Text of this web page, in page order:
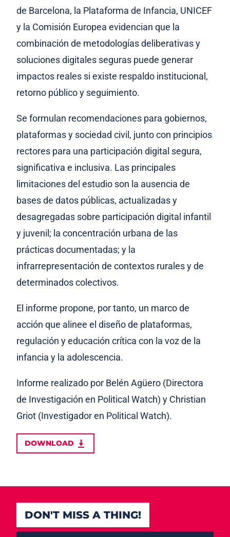
de Barcelona, la Plataforma de Infancia, UNICEF
y la Comisión Europea evidencian que la
combinación de metodologías deliberativas y
soluciones digitales seguras puede generar
impactos reales si existe respaldo institucional,
retorno público y seguimiento.
Se formulan recomendaciones para gobiernos,
plataformas y sociedad civil, junto con principios
rectores para una participación digital segura,
significativa e inclusiva. Las principales
limitaciones del estudio son la ausencia de
bases de datos públicas, actualizadas y
desagregadas sobre participación digital infantil
y juvenil; la concentración urbana de las
prácticas documentadas; y la
infrarrepresentación de contextos rurales y de
determinados colectivos.
El informe propone, por tanto, un marco de
acción que alinee el diseño de plataformas,
regulación y educación crítica con la voz de la
infancia y la adolescencia.
Informe realizado por Belén Agüero (Directora
de Investigación en Political Watch) y Christian
Griot (Investigador en Political Watch).
DOWNLOAD
DON'T MISS A THING!